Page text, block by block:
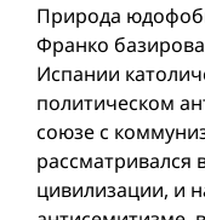
Природа
Франко
Испании
политическом
союзе с
рассматривался
цивилизации, и